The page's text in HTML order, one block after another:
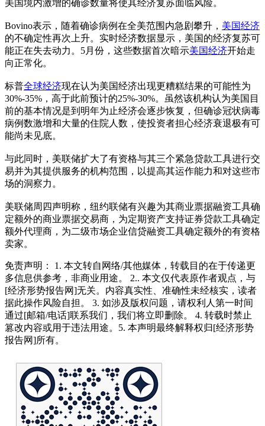
美国境内激增的确诊数量将使其经济复苏面临风险。
Bovino表示，随着确诊病例在全美范围内急剧攀升， 美国经济
的不确定性再次上升。实时经济数据显示，美国的经济复苏可
能正在失去动力。5月份，这些数据首次暗示美国经济开始走
向正常化。
标普全球经济现在认为美国经济出现更糟糕结果的可能性为
30%-35%，高于此前预计的25%-30%。虽然该机构认为美国目
前的基本情况是到明年为止经济会逐步恢复，但确诊冠状病毒
病例数激增和大量的住院人数，使投资者担心经济衰退极有可
能尚未见底。
与此同时，美联储扩大了有资格与其三个紧急贷款工具进行交
易并为其提供服务的机构范围，以提高其运作能力和对这些市
场的洞察力。
美联储周四声明称，纽约联储有兴趣为其商业票据融资工具确
定额外的商业票据交易商，为定期资产支持证券贷款工具确定
额外代理商，为二级市场企业信贷融资工具确定额外的有资格
卖家。
免责声明： 1. 本文转自网络/其他媒体，转载目的在于传递更
多信息供参考，非商业用途。 2.. 本文仅代表原作者观点，与
[经济形势报告网]无关。内容真实性、准确性未经核实，读者
据此操作风险自担。 3. 如涉及版权问题，请权利人第一时间
通过[邮箱/电话]联系我们，我们将立即删除。 4. 转载时禁止
篡改内容或用于违法用途。5. 本声明最终解释权归[经济形势
报告网]所有。